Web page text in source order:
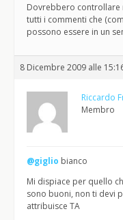
Dovrebbero controllare
tutti i commenti che
possono essere in un
8 Dicembre 2009 alle
Riccardo
Membro
@giglio bianco
Mi dispiace per quello
sono buoni, non ti devi
attribuisce TA